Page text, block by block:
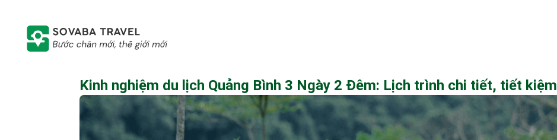
Kinh nghiệm du lịch Quảng Bình 3 Ngày 2 Đêm: Lịch trình chi tiết, tiết kiệm